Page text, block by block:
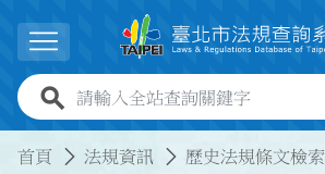
展開選單
全站查詢關鍵字欄位
首頁 法規資訊 歷史法規條文檢索